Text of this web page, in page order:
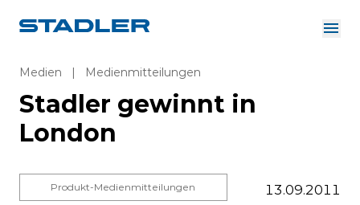
Investor Relations
Zulieferer
Downloads
Deutsch
Über uns
Lösungen
Medien | Medienmitteilungen
Stadler gewinnt in
London
Produkt-Medienmitteilungen 13.09.2011